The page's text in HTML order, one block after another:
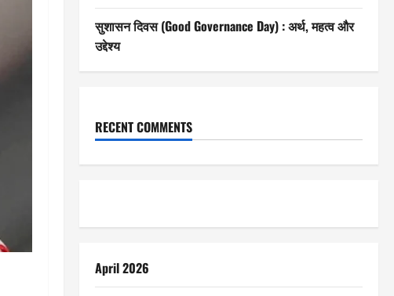
सुशासन दिवस (Good Governance Day) : अर्थ, महत्व और
उद्देश्य
RECENT COMMENTS
April 2026